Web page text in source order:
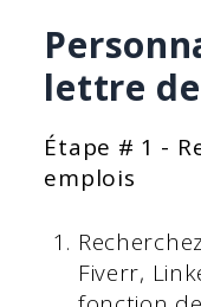
lettre
Étape # 1 -
emplois
Fiverr,